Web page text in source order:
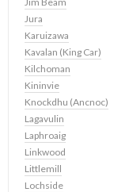
Jura
Karuizawa
Kavalan (King Car)
Kilchoman
Kininvie
Knockdhu (Ancnoc)
Lagavulin
Laphroaig
Linkwood
Littlemill
Lochside